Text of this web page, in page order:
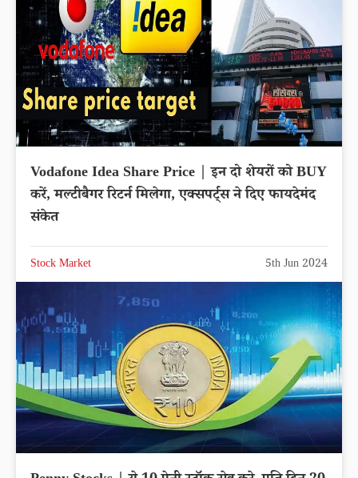
Vodafone Idea Share Price | इन दो शेयरों को BUY
करें, मल्टीबैगर रिटर्न मिलेगा, एक्सपर्ट्स ने दिए फायदेमंद
संकेत
Stock Market 5th Jun 2024